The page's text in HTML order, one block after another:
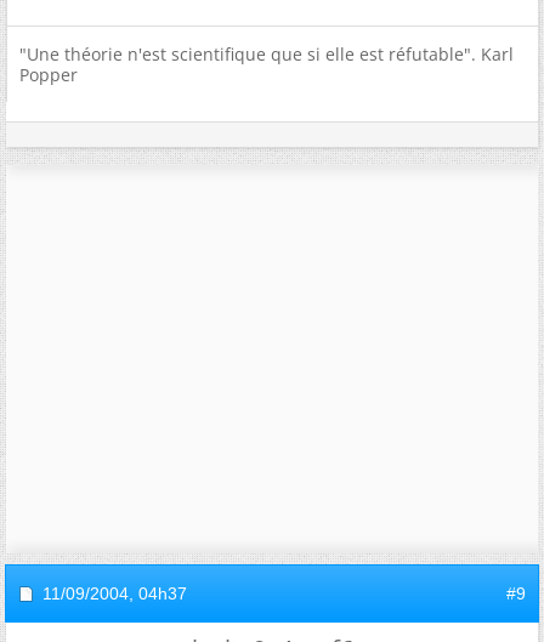
"Une théorie n'est scientifique que si elle est réfutable". Karl
Popper
11/09/2004, 04h37 #9